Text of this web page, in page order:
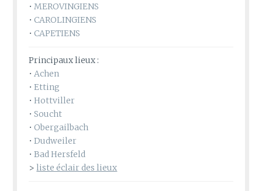
•MEROVINGIENS
•CAROLINGIENS
•CAPETIENS
Principaux lieux :
•Achen
•Etting
•Hottviller
•Soucht
•Obergailbach
•Dudweiler
•Bad Hersfeld
>liste éclair des lieux